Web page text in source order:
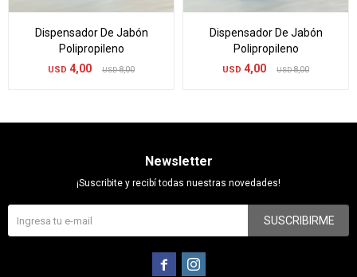
Dispensador De Jabón
Polipropileno
USD 4,00 USD 8,00
Dispensador De Jabón
Polipropileno
USD 4,00 USD 8,00
Newsletter
¡Suscribite y recibí todas nuestras novedades!
SUSCRIBIRME
 